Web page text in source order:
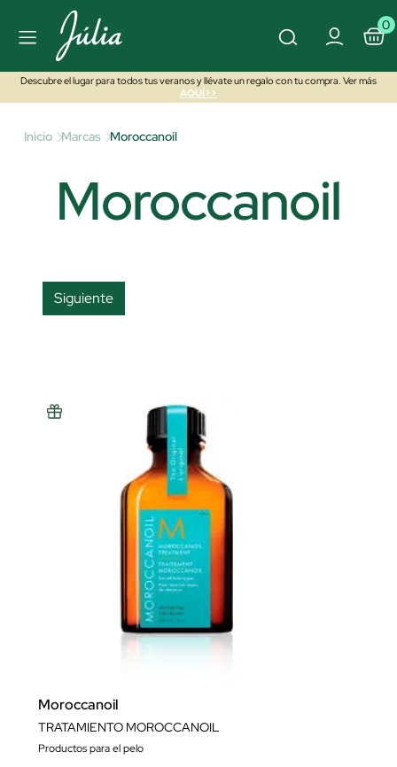
0
Descubre el lugar para todos tus veranos y llévate un regalo con tu compra. Ver más
AQUÍ>>
Inicio Marcas Moroccanoil
Moroccanoil
Siguiente
Moroccanoil
TRATAMIENTO MOROCCANOIL
Productos para el pelo